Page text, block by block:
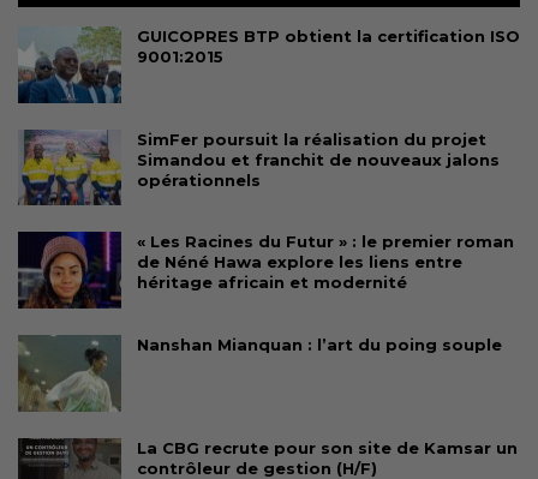
GUICOPRES BTP obtient la certification ISO
9001:2015
SimFer poursuit la réalisation du projet
Simandou et franchit de nouveaux jalons
opérationnels
« Les Racines du Futur » : le premier roman
de Néné Hawa explore les liens entre
héritage africain et modernité
Nanshan Mianquan : l’art du poing souple
La CBG recrute pour son site de Kamsar un
contrôleur de gestion (H/F)